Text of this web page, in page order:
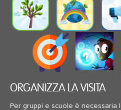
ORGANIZZA LA VISITA
Per gruppi e scuole è necessaria